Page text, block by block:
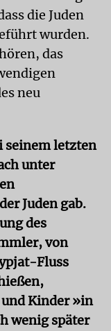
die Juden
wurden.
das
neu
seinem letzten
unter
Juden gab.
des
von
Fluss
Kinder »in
wenig später